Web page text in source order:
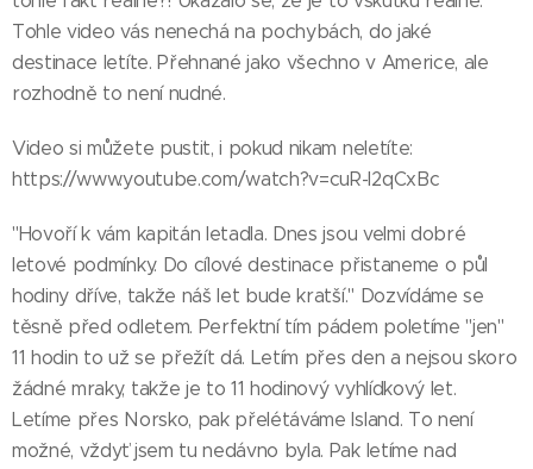
Tohle video vás nenechá na pochybách, do jaké
destinace letíte. Přehnané jako všechno v Americe, ale
rozhodně to není nudné.
Video si můžete pustit, i pokud nikam neletíte:
https://www.youtube.com/watch?v=cuR-l2qCxBc
"Hovoří k vám kapitán letadla. Dnes jsou velmi dobré
letové podmínky. Do cílové destinace přistaneme o půl
hodiny dříve, takže náš let bude kratší." Dozvídáme se
těsně před odletem. Perfektní tím pádem poletíme "jen"
11 hodin to už se přežít dá. Letím přes den a nejsou skoro
žádné mraky, takže je to 11 hodinový vyhlídkový let.
Letíme přes Norsko, pak přelétáváme Island. To není
možné, vždyť jsem tu nedávno byla. Pak letíme nad